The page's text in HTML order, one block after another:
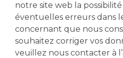
notre site web la
éventuelles erreurs dans
concernant que nous
souhaitez corriger vos
veuillez nous contacter à